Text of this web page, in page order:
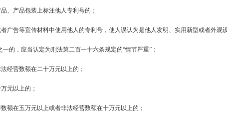
、产品包装上标注他人专利号的；
广告等宣传材料中使用他人的专利号，使人误认为是他人发明、实用新型或者外观设
的，应当认定为刑法第二百一十六条规定的“情节严重”：
经营数额在二十万元以上的；
元以上的；
额在五万元以上或者非法经营数额在十万元以上的；